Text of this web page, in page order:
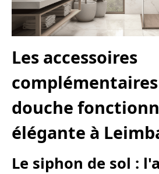
Les accessoires
douche
élégante à
Le siphon de sol :